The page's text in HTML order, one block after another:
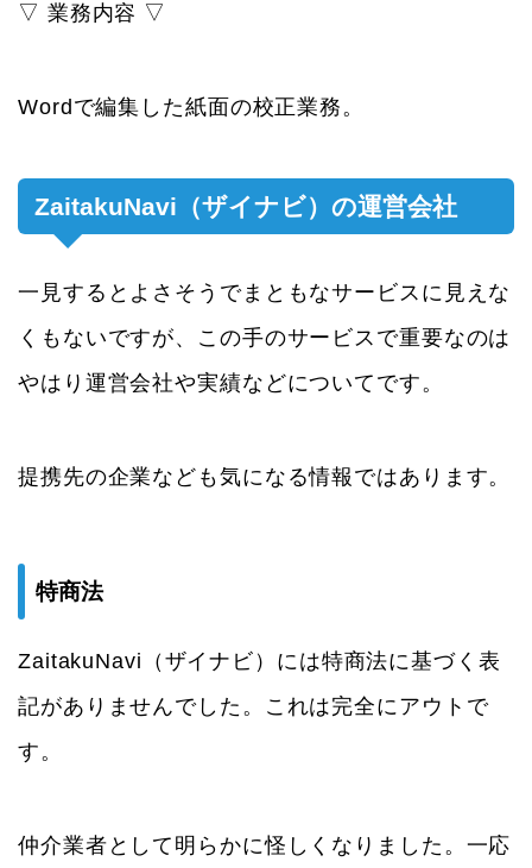
▽ 業務内容 ▽
Wordで編集した紙面の校正業務。
ZaitakuNavi（ザイナビ）の運営会社
一見するとよさそうでまともなサービスに見えな
くもないですが、この手のサービスで重要なのは
やはり運営会社や実績などについてです。
提携先の企業なども気になる情報ではあります。
特商法
ZaitakuNavi（ザイナビ）には特商法に基づく表
記がありませんでした。これは完全にアウトで
す。
仲介業者として明らかに怪しくなりました。一応